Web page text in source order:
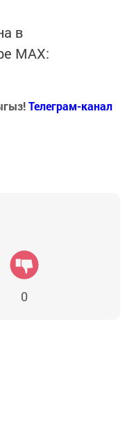
в
MАХ:
Телеграм-канал
0